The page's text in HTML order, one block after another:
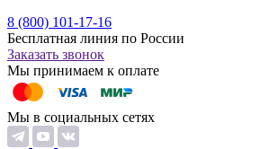
8 (800) 101-17-16
Бесплатная линия по России
Заказать звонок
Мы принимаем к оплате
Мы в социальных сетях